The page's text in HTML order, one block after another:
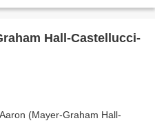
Hall-Castellucci-